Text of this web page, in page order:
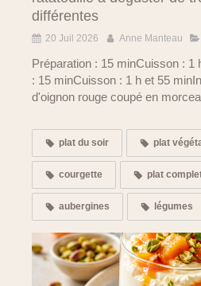
différentes
20 Juil 2026 Anne Manteau
Préparation : 15 minCuisson : 1
: 15 minCuisson : 1 h et 55
d'oignon rouge coupé en
plat du soir plat
courgette plat
aubergines légumes